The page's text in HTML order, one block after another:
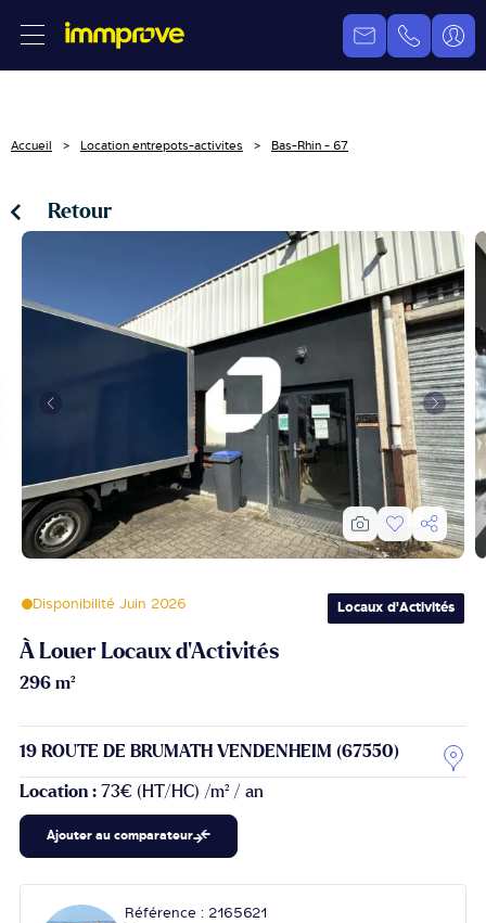
Accueil Location entrepots-activites Bas-Rhin - 67
Retour
Disponibilité Juin 2026 Locaux d'Activités
À Louer Locaux d'Activités
296 m²
19 ROUTE DE BRUMATH VENDENHEIM (67550)
Location : 73€ (HT/HC) /m² / an
Ajouter au comparateur
Référence : 2165621